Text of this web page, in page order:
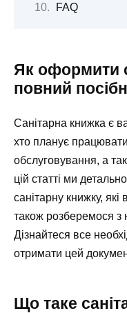
FAQ
Як оформити
повний
Санітарна книжка є
хто планує
обслуговування, а
цій статті ми
санітарну книжку,
також розберемося
Дізнайтеся все
отримати цей
Що таке